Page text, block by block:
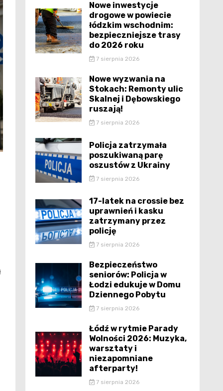
Nowe inwestycje
drogowe w powiecie
łódzkim wschodnim:
bezpieczniejsze trasy
do 2026 roku
7 sierpnia 2026
Nowe wyzwania na
Stokach: Remonty ulic
Skalnej i Dębowskiego
ruszają!
7 sierpnia 2026
Policja zatrzymała
poszukiwaną parę
oszustów z Ukrainy
7 sierpnia 2026
17-latek na crossie bez
uprawnień i kasku
zatrzymany przez
policję
7 sierpnia 2026
Bezpieczeństwo
seniorów: Policja w
Łodzi edukuje w Domu
Dziennego Pobytu
7 sierpnia 2026
Łódź w rytmie Parady
Wolności 2026: Muzyka,
warsztaty i
niezapomniane
afterparty!
7 sierpnia 2026